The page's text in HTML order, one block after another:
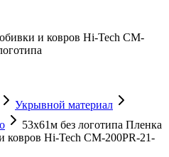
и ковров Hi-Tech CM-
Укрывной материал
53х61м без логотипа Пленка
ковров Hi-Tech CM-200PR-21-